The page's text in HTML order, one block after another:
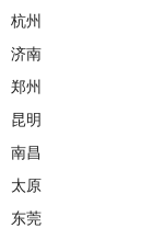
杭州
济南
郑州
昆明
南昌
太原
东莞